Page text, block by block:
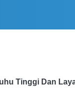
Tinggi Dan